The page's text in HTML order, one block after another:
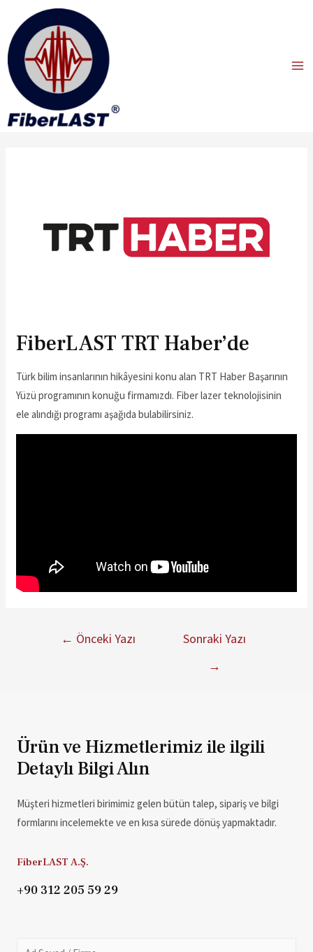
FiberLAST TRT Haber’de
Türk bilim insanlarının hikâyesini konu alan TRT Haber Başarının
Yüzü programının konuğu firmamızdı. Fiber lazer teknolojisinin
ele alındığı programı aşağıda bulabilirsiniz.
← Önceki Yazı
Sonraki Yazı
→
Ürün ve Hizmetlerimiz ile ilgili
Detaylı Bilgi Alın
Müşteri hizmetleri birimimiz gelen bütün talep, sipariş ve bilgi
formlarını incelemekte ve en kısa sürede dönüş yapmaktadır.
FiberLAST A.Ş.
+90 312 205 59 29